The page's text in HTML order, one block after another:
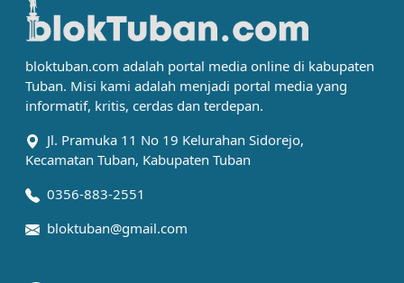
bloktuban.com adalah portal media online di kabupaten
Tuban. Misi kami adalah menjadi portal media yang
informatif, kritis, cerdas dan terdepan.
Jl. Pramuka 11 No 19 Kelurahan Sidorejo,
Kecamatan Tuban, Kabupaten Tuban
0356-883-2551
bloktuban@gmail.com